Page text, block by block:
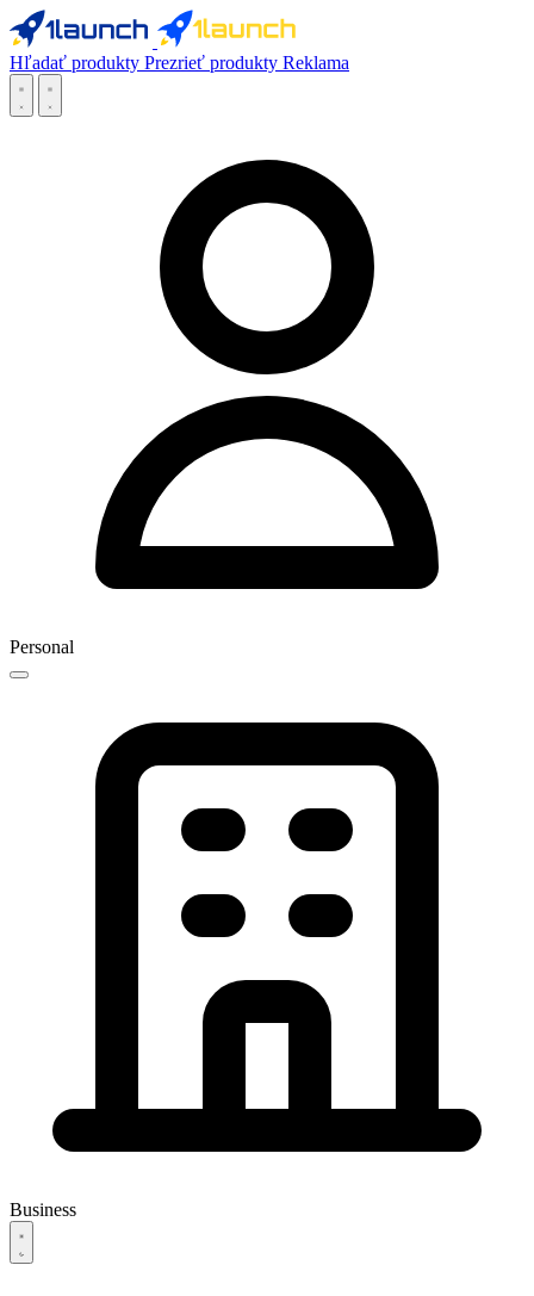
Hľadať produkty Prezrieť produkty Reklama
Personal
Business